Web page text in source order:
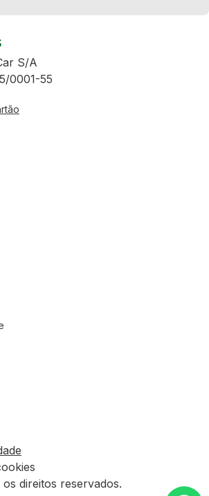
S/A
0001-55
direitos reservados.